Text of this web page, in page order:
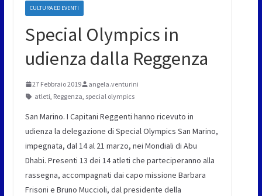
CULTURA ED EVENTI
Special Olympics in
udienza dalla Reggenza
27 Febbraio 2019
angela.venturini
atleti, Reggenza, special olympics
San Marino. I Capitani Reggenti hanno ricevuto in
udienza la delegazione di Special Olympics San Marino,
impegnata, dal 14 al 21 marzo, nei Mondiali di Abu
Dhabi. Presenti 13 dei 14 atleti che parteciperanno alla
rassegna, accompagnati dai capo missione Barbara
Frisoni e Bruno Muccioli, dal presidente della